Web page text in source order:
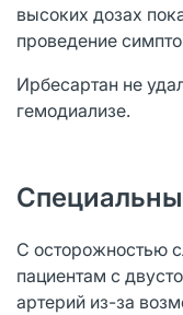
высоких дозах
проведение
Ирбесартан не
гемодиализе.
С осторожностью
пациентам с
артерий из-за